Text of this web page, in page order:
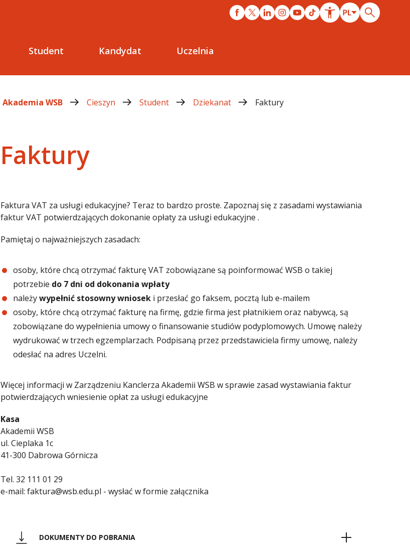
Student Kandydat Uczelnia
Akademia WSB Cieszyn Student Dziekanat Faktury
Faktury
Faktura VAT za usługi edukacyjne? Teraz to bardzo proste. Zapoznaj się z zasadami wystawiania
faktur VAT potwierdzających dokonanie opłaty za usługi edukacyjne .
Pamiętaj o najważniejszych zasadach:
osoby, które chcą otrzymać fakturę VAT zobowiązane są poinformować WSB o takiej
potrzebie do 7 dni od dokonania wpłaty
należywypełnić stosowny wniosek i przesłać go faksem, pocztą lub e-mailem
osoby, które chcą otrzymać fakturę na firmę, gdzie firma jest płatnikiem oraz nabywcą, są
zobowiązane do wypełnienia umowy o finansowanie studiów podyplomowych. Umowę należy
wydrukować w trzech egzemplarzach. Podpisaną przez przedstawiciela firmy umowę, należy
odesłać na adres Uczelni.
Więcej informacji w Zarządzeniu Kanclerza Akademii WSB w sprawie zasad wystawiania faktur
potwierdzających wniesienie opłat za usługi edukacyjne
Kasa
Akademii WSB
ul. Cieplaka 1c
41-300 Dabrowa Górnicza
Tel. 32 111 01 29
e-mail: faktura@wsb.edu.pl - wysłać w formie załącznika
DOKUMENTY DO POBRANIA